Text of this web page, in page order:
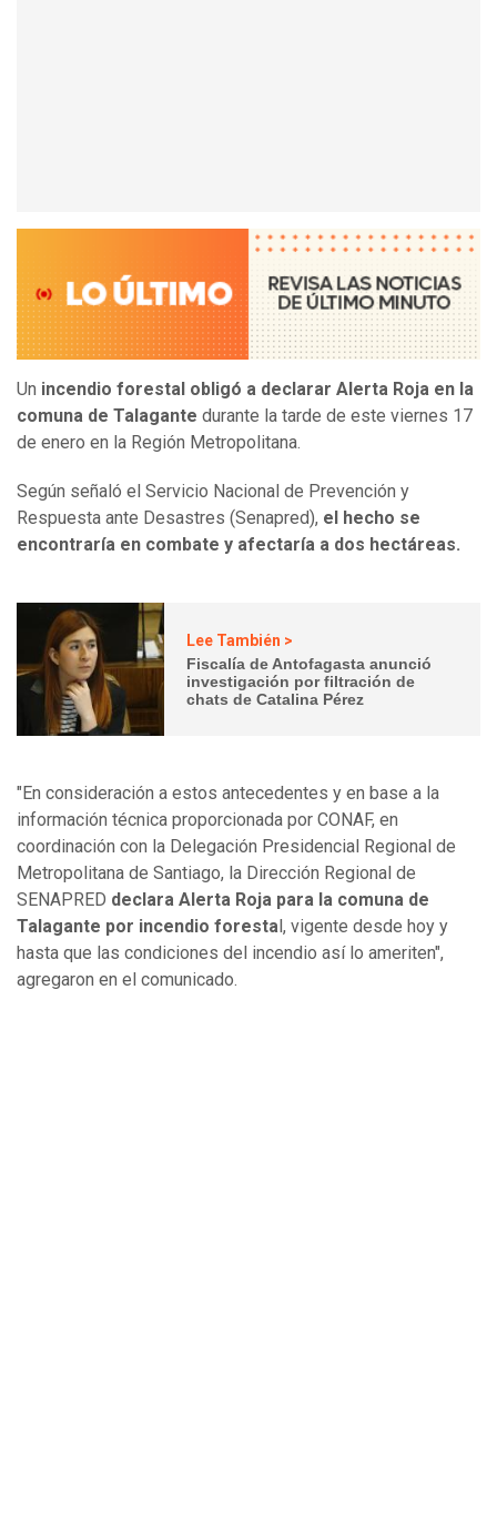
Un incendio forestal obligó a declarar Alerta Roja en la
comuna de Talagante durante la tarde de este viernes 17
de enero en la Región Metropolitana.
Según señaló el Servicio Nacional de Prevención y
Respuesta ante Desastres (Senapred), el hecho se
encontraría en combate y afectaría a dos hectáreas.
Lee También >
Fiscalía de Antofagasta anunció
investigación por filtración de
chats de Catalina Pérez
"En consideración a estos antecedentes y en base a la
información técnica proporcionada por CONAF, en
coordinación con la Delegación Presidencial Regional de
Metropolitana de Santiago, la Dirección Regional de
SENAPRED declara Alerta Roja para la comuna de
Talagante por incendio foresta l, vigente desde hoy y
hasta que las condiciones del incendio así lo ameriten",
agregaron en el comunicado.